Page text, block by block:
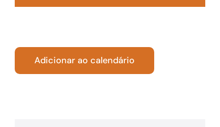
Adicionar ao calendário